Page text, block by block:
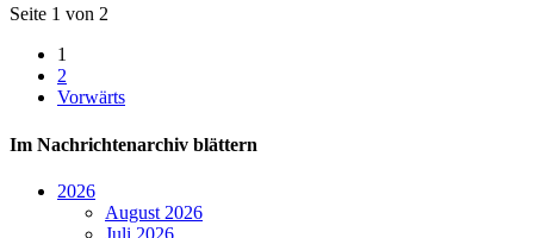
Seite 1 von 2
1
2
Vorwärts
Im Nachrichtenarchiv blättern
2026
August 2026
Juli 2026